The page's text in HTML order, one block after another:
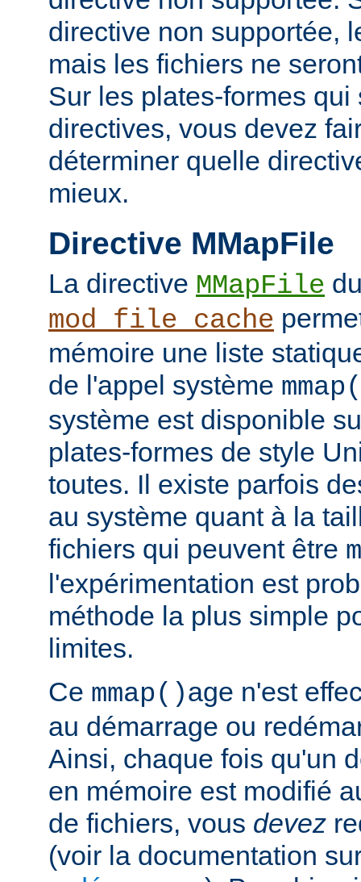
directive non supportée,
mais les fichiers ne
Sur les plates-formes
directives, vous devez
déterminer quelle
mieux.
Directive MMapFile
La directive MMapFile
mod_file_cache
mémoire une liste
de l'appel système
système est disponible
plates-formes de style
toutes. Il existe parfois
au système quant à la
fichiers qui peuvent être
l'expérimentation est
méthode la plus simple
limites.
Ce mmap()age n'est
au démarrage ou
Ainsi, chaque fois qu'un
en mémoire est modifié
de fichiers, vous devez
(voir la documentation